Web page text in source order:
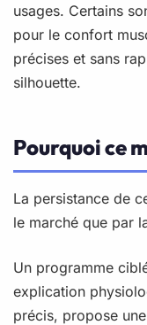
usages. Certains
pour le confort
précises et sans
silhouette.
Pourquoi ce
La persistance de
le marché que par
Un programme
explication
précis, propose